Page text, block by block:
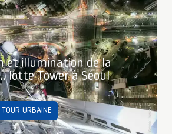
et illumination de la
lotte Tower à Séoul
TOUR URBAINE